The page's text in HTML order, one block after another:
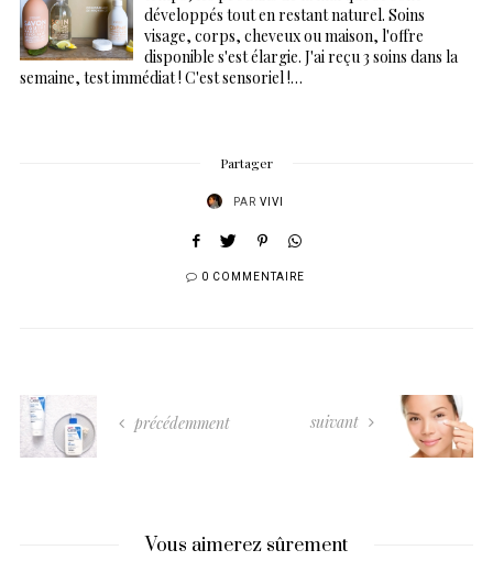
développés tout en restant naturel. Soins
visage, corps, cheveux ou maison, l'offre
disponible s'est élargie. J'ai reçu 3 soins dans la
semaine, test immédiat ! C'est sensoriel !…
Partager
PAR VIVI
0 COMMENTAIRE
précédemment suivant
Vous aimerez sûrement